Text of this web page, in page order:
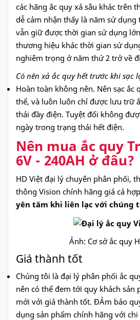
các hãng ắc quy xả sâu khác trên
dễ cảm nhận thấy là năm sử dụng
vẫn giữ được thời gian sử dụng
thương hiệu khác thời gian sử
nghiêm trọng ở năm thứ 2 trở về
Có nên xả ắc quy hết trước khi sạc
Hoàn toàn không nên. Nên sạc ắc
thể, và luôn luôn chỉ được lưu trữ
thái đầy điện. Tuyệt đối không
ngày trong trạng thái hết điện.
Nên mua ắc quy
6V - 240AH ở đâu?
HD Việt đại lý chuyên phân phối,
thông Vision chính hãng giá cả
yên tâm khi liên lạc với chúng
Ảnh: Cơ sở ắc quy
Giá thành tốt
Chúng tôi là đại lý phân phối ắc
nên có thể đem tới quy khách sản
mới với giá thành tốt. ĐẢm bảo
dụng sản phẩm chính hãng với